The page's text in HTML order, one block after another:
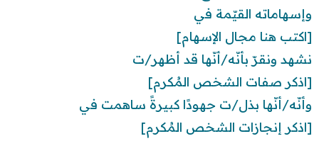
وإسهاماته القيّمة في
[اكتب هنا مجال الإسهام]
نشهد ونقرّ بأنّه/أنّها قد أظهر/ت
[اذكر صفات الشخص المُكرم]
وأنّه/أنّها بذل/ت جهودًا كبيرةً ساهمت في
[اذكر إنجازات الشخص المُكرم]